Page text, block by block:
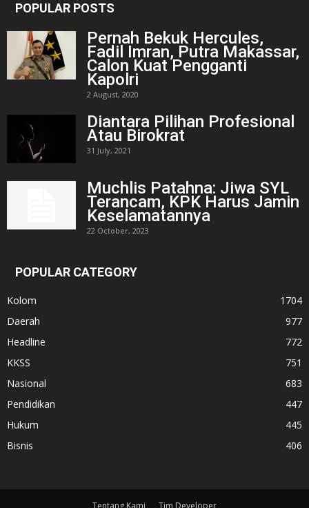
POPULAR POSTS
Pernah Bekuk Hercules,
Fadil Imran, Putra Makassar,
Calon Kuat Pengganti
Kapolri
2 August, 2020
Diantara Pilihan Profesional
Atau Birokrat
31 July, 2021
Muchlis Patahna: Jiwa SYL
Terancam, KPK Harus Jamin
Keselamatannya
22 October, 2023
POPULAR CATEGORY
Kolom
1704
Daerah
977
Headline
772
KKSS
751
Nasional
683
Pendidikan
447
Hukum
445
Bisnis
406